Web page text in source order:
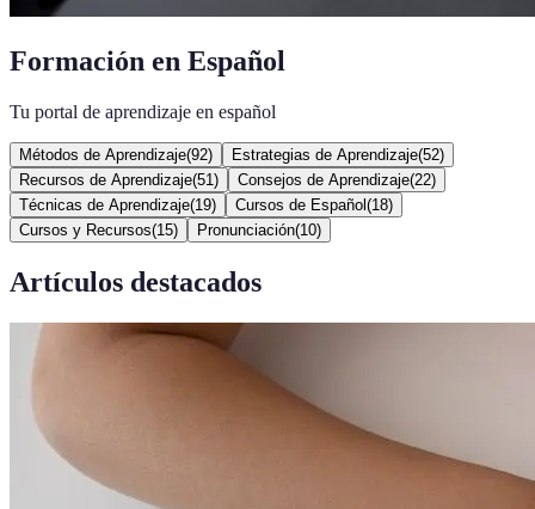
Formación en Español
Tu portal de aprendizaje en español
Métodos de Aprendizaje(92) Estrategias de Aprendizaje(52)
Recursos de Aprendizaje(51 ) Consejos de Aprendizaje(22)
Técnicas de Aprendizaje(19) Cursos de Español (18)
Cursos y Recursos(15) Pronunciación(10)
Artículos destacados